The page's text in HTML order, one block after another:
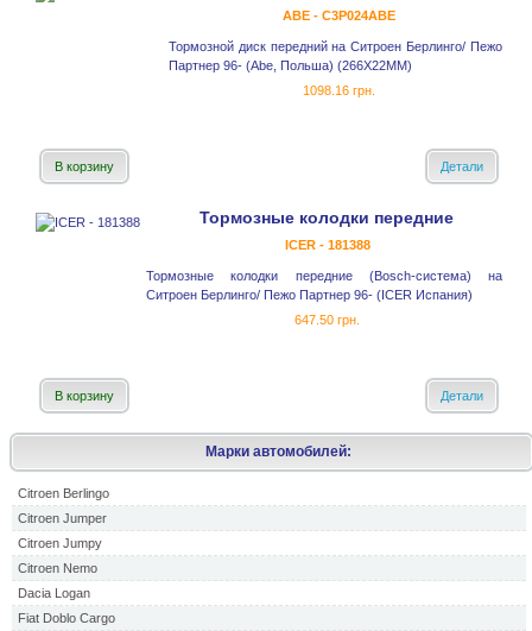
Марки автомобилей:
Citroen Berlingo
Citroen Jumper
Citroen Jumpy
Citroen Nemo
Dacia Logan
Fiat Doblo Cargo
ABE - C3P024ABE
Тормозной диск передний на Ситроен Берлинго/ Пежо
Партнер 96- (Abe, Польша) (266X22MM)
1098.16 грн.
В корзину Детали
Тормозные колодки передние
ICER - 181388
Тормозные колодки передние (Bosch-система) на
Ситроен Берлинго/ Пежо Партнер 96- (ICER Испания)
647.50 грн.
В корзину Детали